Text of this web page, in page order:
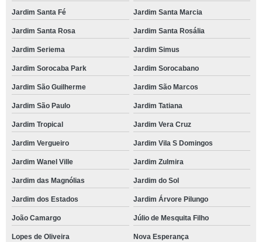
Jardim Santa Fé Jardim Santa Marcia
Jardim Santa Rosa Jardim Santa Rosália
Jardim Seriema Jardim Simus
Jardim Sorocaba Park Jardim Sorocabano
Jardim São Guilherme Jardim São Marcos
Jardim São Paulo Jardim Tatiana
Jardim Tropical Jardim Vera Cruz
Jardim Vergueiro Jardim Vila S Domingos
Jardim Wanel Ville Jardim Zulmira
Jardim das Magnólias Jardim do Sol
Jardim dos Estados Jardim Árvore Pilungo
João Camargo Júlio de Mesquita Filho
Lopes de Oliveira Nova Esperança